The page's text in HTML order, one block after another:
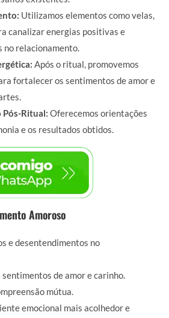
Utilizamos elementos como velas,
canalizar energias positivas e
no relacionamento.
Após o ritual, promovemos
fortalecer os sentimentos de amor e
Ritual: Oferecemos orientações
e os resultados obtidos.
Amoroso
e desentendimentos no
de amor e carinho.
mútua.
emocional mais acolhedor e